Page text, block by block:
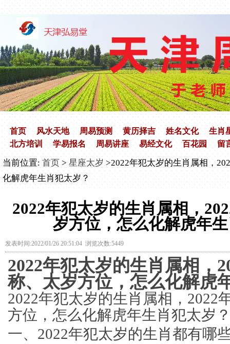
首页 风水天地 周易预测 黄历择吉 姓名文化
生肖
北方培训
学易报名 周易讲座 易经文化 百花园 留
当前位置:首页>星座太岁>2022年犯太岁的生肖属相，
化解虎年生肖犯太岁？
2022年犯太岁的生肖属相，
岁方位，怎么化解虎年
发表时间:2022/01/26 20:51:04 浏览次数:5449
2022年犯太岁的生肖属相，
称、太岁方位，怎么化解虎
2022年犯太岁的生肖属相，2022
方位，怎么化解虎年生肖犯太岁
一、2022年犯太岁的生肖都有哪